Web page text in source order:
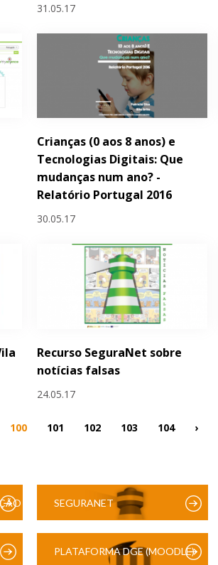
31.05.17
Crianças (0 aos 8 anos) e
Tecnologias Digitais: Que
mudanças num ano? -
Relatório Portugal 2016
30.05.17
Recurso SeguraNet sobre
notícias falsas
24.05.17
100 101 102 103 104 ›
SEGURANET
PLATAFORMA DGE (MOODLE)